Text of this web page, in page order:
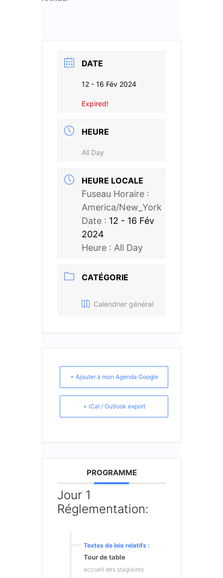
DATE
12 - 16 Fév 2024
Expired!
HEURE
All Day
HEURE LOCALE
Fuseau Horaire :
America/New_York
Date : 12 - 16 Fév
2024
Heure : All Day
CATÉGORIE
Calendrier général
+ Ajouter à mon Agenda Google
+ iCal / Outlook export
PROGRAMME
Jour 1
Réglementation:
Textes de lois relatifs :
Tour de table
accueil des stagiaires